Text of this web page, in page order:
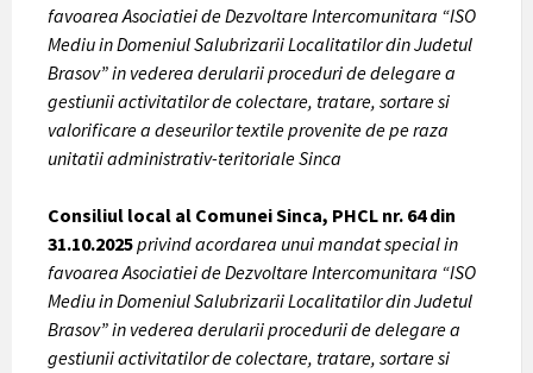
favoarea Asociatiei de Dezvoltare Intercomunitara “ISO
Mediu in Domeniul Salubrizarii Localitatilor din Judetul
Brasov” in vederea derularii proceduri de delegare a
gestiunii activitatilor de colectare, tratare, sortare si
valorificare a deseurilor textile provenite de pe raza
unitatii administrativ-teritoriale Sinca
Consiliul local al Comunei Sinca, PHCL nr. 64 din
31.10.2025privind acordarea unui mandat special in
favoarea Asociatiei de Dezvoltare Intercomunitara “ISO
Mediu in Domeniul Salubrizarii Localitatilor din Judetul
Brasov” in vederea derularii procedurii de delegare a
gestiunii activitatilor de colectare, tratare, sortare si